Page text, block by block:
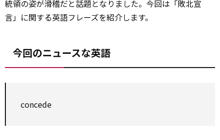
統領の姿が滑稽だと話題となりました。今回は「敗北宣
言」に関する英語フレーズを紹介します。
今回のニュースな英語
concede